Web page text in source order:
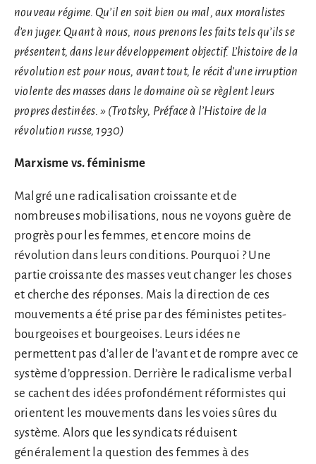
nouveau régime. Qu’il en soit bien ou mal, aux moralistes
d’en juger. Quant à nous, nous prenons les faits tels qu’ils se
présentent, dans leur développement objectif. L’histoire de la
révolution est pour nous, avant tout, le récit d’une irruption
violente des masses dans le domaine où se règlent leurs
propres destinées. » (Trotsky, Préface à l’Histoire de la
révolution russe, 1930)
Marxisme vs. féminisme
Malgré une radicalisation croissante et de
nombreuses mobilisations, nous ne voyons guère de
progrès pour les femmes, et encore moins de
révolution dans leurs conditions. Pourquoi ? Une
partie croissante des masses veut changer les choses
et cherche des réponses. Mais la direction de ces
mouvements a été prise par des féministes petites-
bourgeoises et bourgeoises. Leurs idées ne
permettent pas d’aller de l’avant et de rompre avec ce
système d’oppression. Derrière le radicalisme verbal
se cachent des idées profondément réformistes qui
orientent les mouvements dans les voies sûres du
système. Alors que les syndicats réduisent
généralement la question des femmes à des